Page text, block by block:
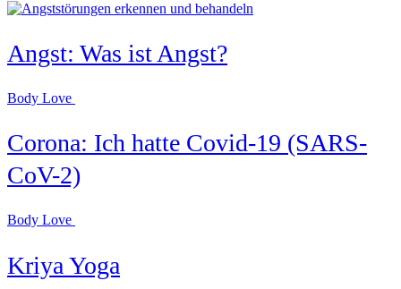
Angst: Was ist Angst?
Body Love
Corona: Ich hatte Covid-19 (SARS-
CoV-2)
Body Love
Kriya Yoga